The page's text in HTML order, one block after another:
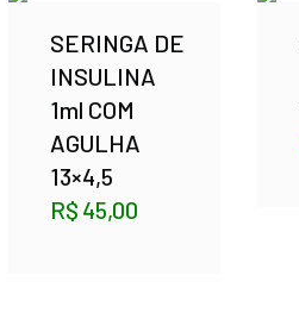
SERINGA DE
INSULINA
1ml COM
AGULHA
13×4,5
R$ 45,00